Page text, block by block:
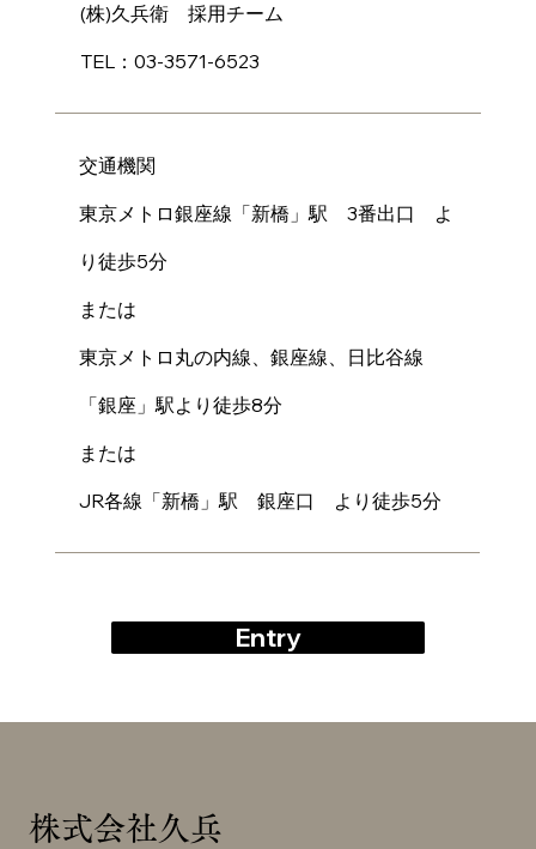
(株)久兵衛 採用チーム
TEL：03-3571-6523
交通機関
東京メトロ銀座線「新橋」駅 3番出口 よ
り徒歩5分
または
東京メトロ丸の内線、銀座線、日比谷線
「銀座」駅より徒歩8分
または
JR各線「新橋」駅 銀座口 より徒歩5分
Entry
株式会社久兵